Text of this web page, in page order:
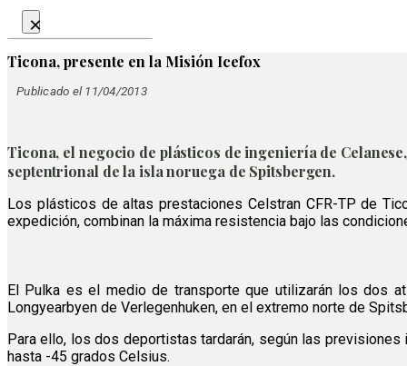
×
Ticona, presente en la Misión Icefox
Publicado el 11/04/2013
Ticona, el negocio de plásticos de ingeniería de
septentrional de la isla noruega de Spitsbergen.
Los plásticos de altas prestaciones Celstran CFR-TP de
expedición, combinan la máxima resistencia bajo las
El Pulka es el medio de transporte que utilizarán los dos
Longyearbyen de Verlegenhuken, en el extremo norte de
Para ello, los dos deportistas tardarán, según las
hasta -45 grados Celsius.